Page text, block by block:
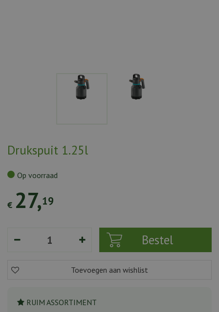
Drukspuit 1.25l
€ 27,19
Op voorraad
RUIM ASSORTIMENT